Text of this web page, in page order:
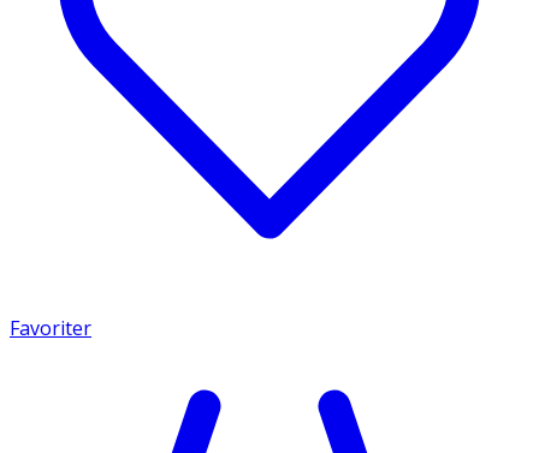
Favoriter